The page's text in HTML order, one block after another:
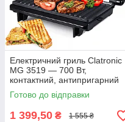
Електричний гриль Clatronic
MG 3519 — 700 Вт,
контактний, антипригарний
Готово до відправки
1 399,50 ₴ 1 555 ₴